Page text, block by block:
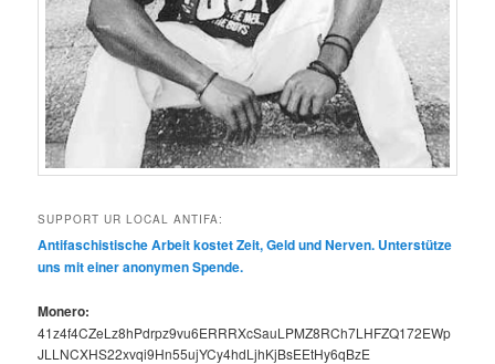
SUPPORT UR LOCAL ANTIFA:
Antifaschis­tis­che Arbeit kostet Zeit, Geld und Ner­ven. Unter­stütze
uns mit ein­er anony­men Spende.
Mon­ero:
41z4f4CZeLz8hPdrpz9vu6ERRRXcSauLPMZ8RCh7LHFZQ172EWp
JLLNCXHS22xvqi9Hn55ujYCy4hdLjhKjBsEEtHy6qBzE